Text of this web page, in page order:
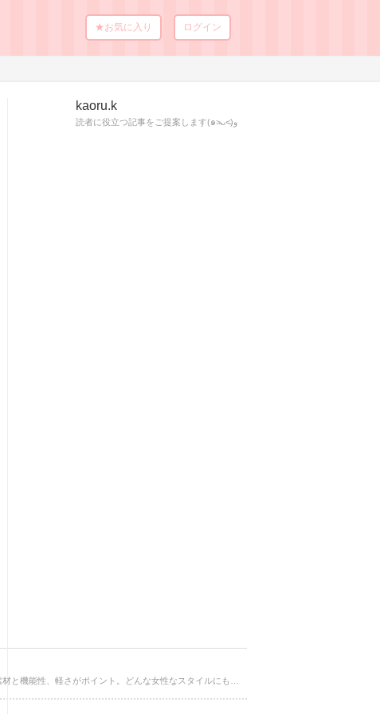
★お気に入り ログイン
kaoru.k
読者に役立つ記事をご提案します(๑˃̵ᴗ˂̵)و